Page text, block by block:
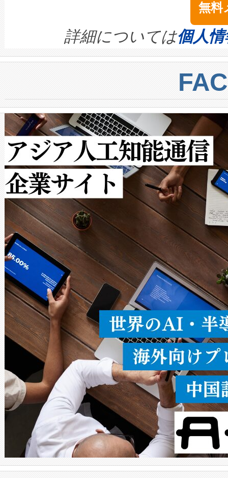
きます。この効率性は、フェ
ます。 Voltaiq provides a
quality and reliability for AI
BESS stack to ensure battery
centers. Voltaiqは、ai&のAI
からシステム統合、試運転、
クルの各段階のデータを監視
[…]
イズの小径化を実現すること
す。ノーマルモードでは、
ートル先まで検出でき、これ
トに対して約600メートルに
では、反射率10％のターゲッ
で向上し、最大検知距離は
ットだけで最大1キロメート
ルの変電所周囲を監視でき、
作業と点群処理を簡素化でき
Avia 2は、2種類のFOVオプシ
× 80°のノーマルモード、長
ードを切り替えて使用するこ
ることなく、単一のデバイス
うにします。遠距離まで届く
密度なスキャ […]
無料
詳細については個人